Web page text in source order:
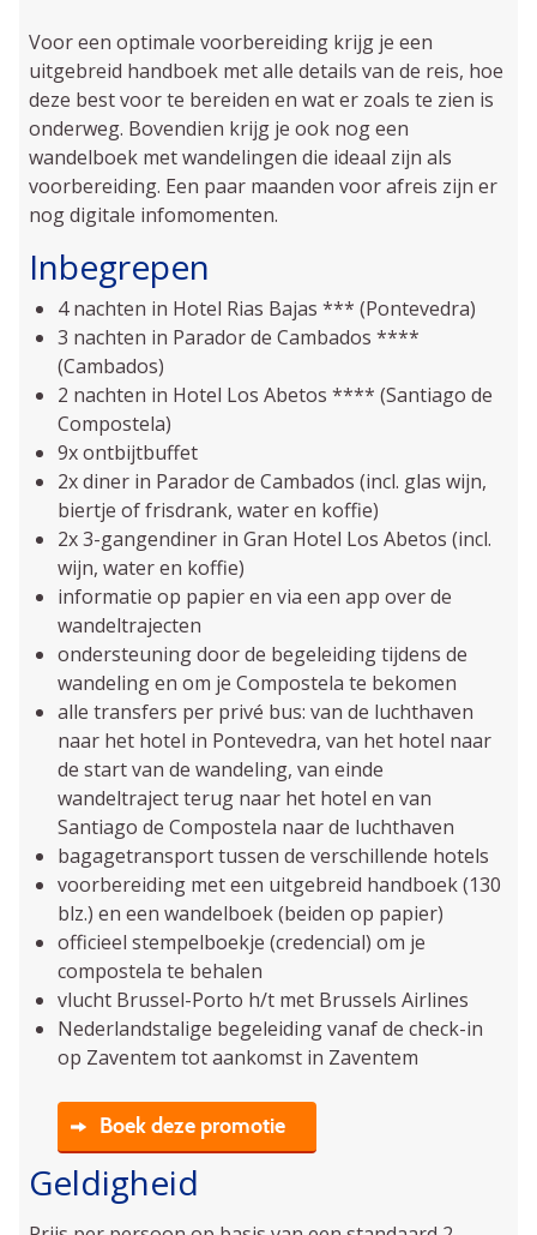
Voor een optimale voorbereiding krijg je een
uitgebreid handboek met alle details van de reis, hoe
deze best voor te bereiden en wat er zoals te zien is
onderweg. Bovendien krijg je ook nog een
wandelboek met wandelingen die ideaal zijn als
voorbereiding. Een paar maanden voor afreis zijn er
nog digitale infomomenten.
Inbegrepen
4 nachten in Hotel Rias Bajas *** (Pontevedra)
3 nachten in Parador de Cambados ****
(Cambados)
2 nachten in Hotel Los Abetos **** (Santiago de
Compostela)
9x ontbijtbuffet
2x diner in Parador de Cambados (incl. glas wijn,
biertje of frisdrank, water en koffie)
2x 3-gangendiner in Gran Hotel Los Abetos (incl.
wijn, water en koffie)
informatie op papier en via een app over de
wandeltrajecten
ondersteuning door de begeleiding tijdens de
wandeling en om je Compostela te bekomen
alle transfers per privé bus: van de luchthaven
naar het hotel in Pontevedra, van het hotel naar
de start van de wandeling, van einde
wandeltraject terug naar het hotel en van
Santiago de Compostela naar de luchthaven
bagagetransport tussen de verschillende hotels
voorbereiding met een uitgebreid handboek (130
blz.) en een wandelboek (beiden op papier)
officieel stempelboekje (credencial) om je
compostela te behalen
vlucht Brussel-Porto h/t met Brussels Airlines
Nederlandstalige begeleiding vanaf de check-in
op Zaventem tot aankomst in Zaventem
Boek deze promotie
Geldigheid